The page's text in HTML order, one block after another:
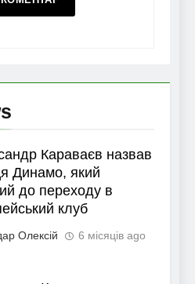
Караваєв назвав
Динамо, який
до переходу в
клуб
Олексій 6 місяців ago